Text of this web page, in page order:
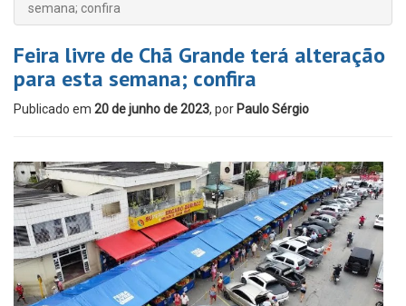
semana; confira
Feira livre de Chã Grande terá alteração
para esta semana; confira
Publicado em 20 de junho de 2023, por Paulo Sérgio